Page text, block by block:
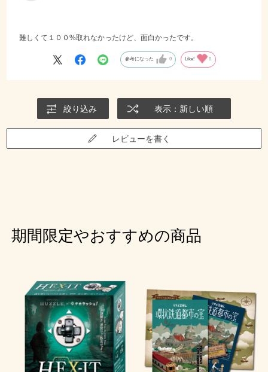
難しくて１００%取れなかったけど、面白かったです。
参考になった 0 Like! 0
絞り込み 表示：新しい順
レビューを書く
期間限定やおすすめの商品